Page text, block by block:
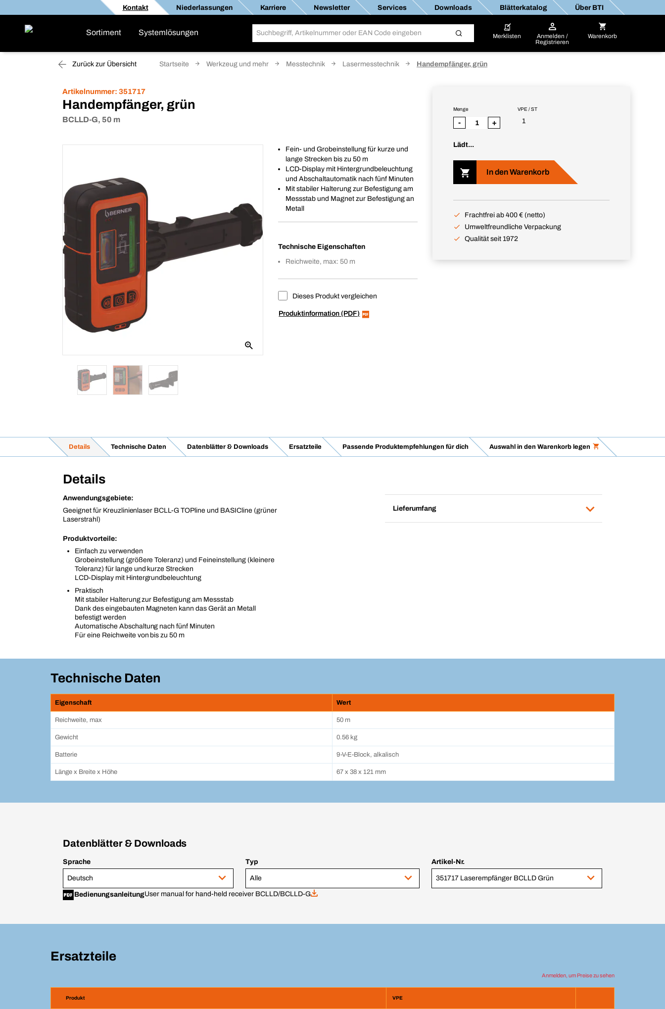
Kontakt Niederlassungen Karriere Newsletter Services Downloads Blätterkatalog Über BTI
Sortiment Systemlösungen Merklisten
Anmelden /
Registrieren
Warenkorb
Zurück zur Übersicht Startseite Werkzeug und mehr Messtechnik Lasermesstechnik Handempfänger, grün
Artikelnummer: 351717
Handempfänger, grün
BCLLD-G, 50 m
Fein- und Grobeinstellung für kurze und
lange Strecken bis zu 50 m
LCD-Display mit Hintergrundbeleuchtung
und Abschaltautomatik nach fünf Minuten
Mit stabiler Halterung zur Befestigung am
Messstab und Magnet zur Befestigung an
Metall
Technische Eigenschaften
Reichweite, max: 50 m
Dieses Produkt vergleichen
Produktinformation (PDF)
VPE / ST
1
Menge
- +
Lädt...
In den Warenkorb
Frachtfrei ab 400 € (netto)
Umweltfreundliche Verpackung
Qualität seit 1972
Details Technische Daten Datenblätter & Downloads Ersatzteile Passende Produktempfehlungen für dich Auswahl in den Warenkorb legen
Details
Anwendungsgebiete:
Geeignet für Kreuzlinienlaser BCLL-G TOPline und BASICline (grüner
Laserstrahl)
Produktvorteile:
Einfach zu verwenden
Grobeinstellung (größere Toleranz) und Feineinstellung (kleinere
Toleranz) für lange und kurze Strecken
LCD-Display mit Hintergrundbeleuchtung
Praktisch
Mit stabiler Halterung zur Befestigung am Messstab
Dank des eingebauten Magneten kann das Gerät an Metall
befestigt werden
Automatische Abschaltung nach fünf Minuten
Für eine Reichweite von bis zu 50 m
Lieferumfang
Technische Daten
Eigenschaft Wert
Reichweite, max 50 m
Gewicht 0.56 kg
Batterie 9-V-E-Block, alkalisch
Länge x Breite x Höhe 67 x 38 x 121 mm
Datenblätter & Downloads
Sprache
Deutsch
Typ
Alle
Artikel-Nr.
351717 Laserempfänger BCLLD Grün
BedienungsanleitungUser manual for hand-held receiver BCLLD/BCLLD-G
Ersatzteile
Anmelden, um Preise zu sehen
Produkt VPE